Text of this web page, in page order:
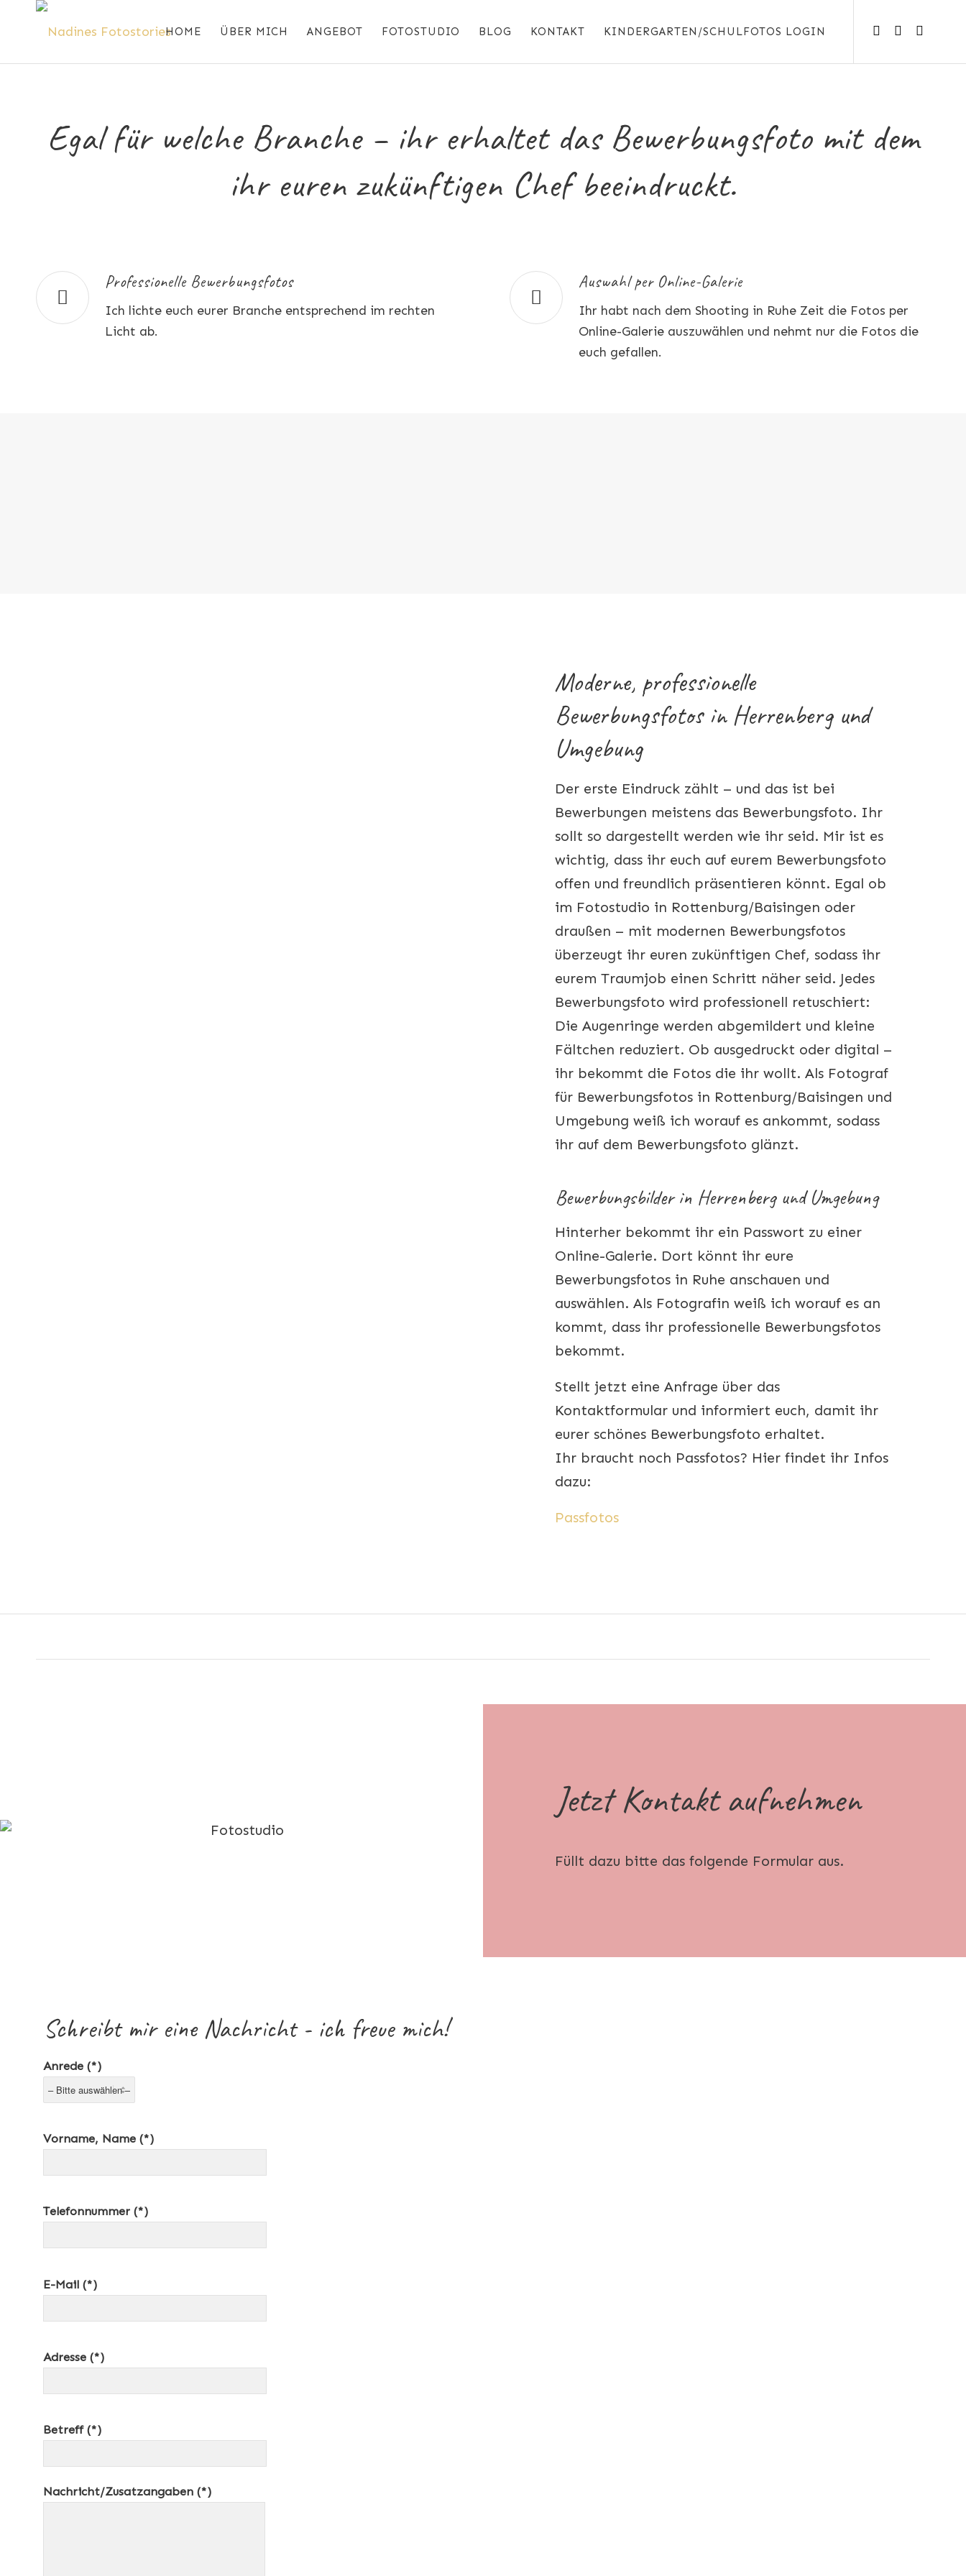
HOME ÜBER MICH ANGEBOT FOTOSTUDIO BLOG KONTAKT KINDERGARTEN/SCHULFOTOS LOGIN
Egal für welche Branche – ihr erhaltet das Bewerbungsfoto mit dem
ihr euren zukünftigen Chef beeindruckt.
Professionelle Bewerbungsfotos
Ich lichte euch eurer Branche entsprechend im rechten
Licht ab.
Auswahl per Online-Galerie
Ihr habt nach dem Shooting in Ruhe Zeit die Fotos per
Online-Galerie auszuwählen und nehmt nur die Fotos die
euch gefallen.
Moderne, professionelle
Bewerbungsfotos in Herrenberg und
Umgebung
Der erste Eindruck zählt – und das ist bei
Bewerbungen meistens das Bewerbungsfoto. Ihr
sollt so dargestellt werden wie ihr seid. Mir ist es
wichtig, dass ihr euch auf eurem Bewerbungsfoto
offen und freundlich präsentieren könnt. Egal ob
im Fotostudio in Rottenburg/Baisingen oder
draußen – mit modernen Bewerbungsfotos
überzeugt ihr euren zukünftigen Chef, sodass ihr
eurem Traumjob einen Schritt näher seid. Jedes
Bewerbungsfoto wird professionell retuschiert:
Die Augenringe werden abgemildert und kleine
Fältchen reduziert. Ob ausgedruckt oder digital –
ihr bekommt die Fotos die ihr wollt. Als Fotograf
für Bewerbungsfotos in Rottenburg/Baisingen und
Umgebung weiß ich worauf es ankommt, sodass
ihr auf dem Bewerbungsfoto glänzt.
Bewerbungsbilder in Herrenberg und Umgebung
Hinterher bekommt ihr ein Passwort zu einer
Online-Galerie. Dort könnt ihr eure
Bewerbungsfotos in Ruhe anschauen und
auswählen. Als Fotografin weiß ich worauf es an
kommt, dass ihr professionelle Bewerbungsfotos
bekommt.
Stellt jetzt eine Anfrage über das
Kontaktformular und informiert euch, damit ihr
eurer schönes Bewerbungsfoto erhaltet.
Ihr braucht noch Passfotos? Hier findet ihr Infos
dazu:
Passfotos
Jetzt Kontakt aufnehmen
Füllt dazu bitte das folgende Formular aus.
Schreibt mir eine Nachricht - ich freue mich!
Anrede (*)
Vorname, Name (*)
Telefonnummer (*)
E-Mail (*)
Adresse (*)
Betreff (*)
Nachricht/Zusatzangaben (*)